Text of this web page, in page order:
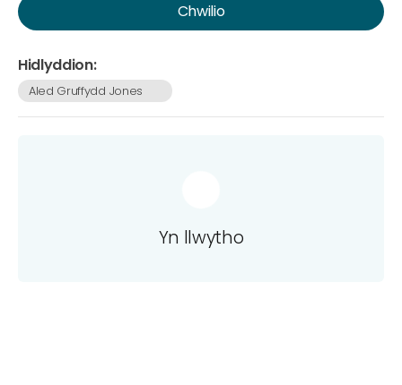
Chwilio
Hidlyddion:
Aled Gruffydd Jones
Yn llwytho